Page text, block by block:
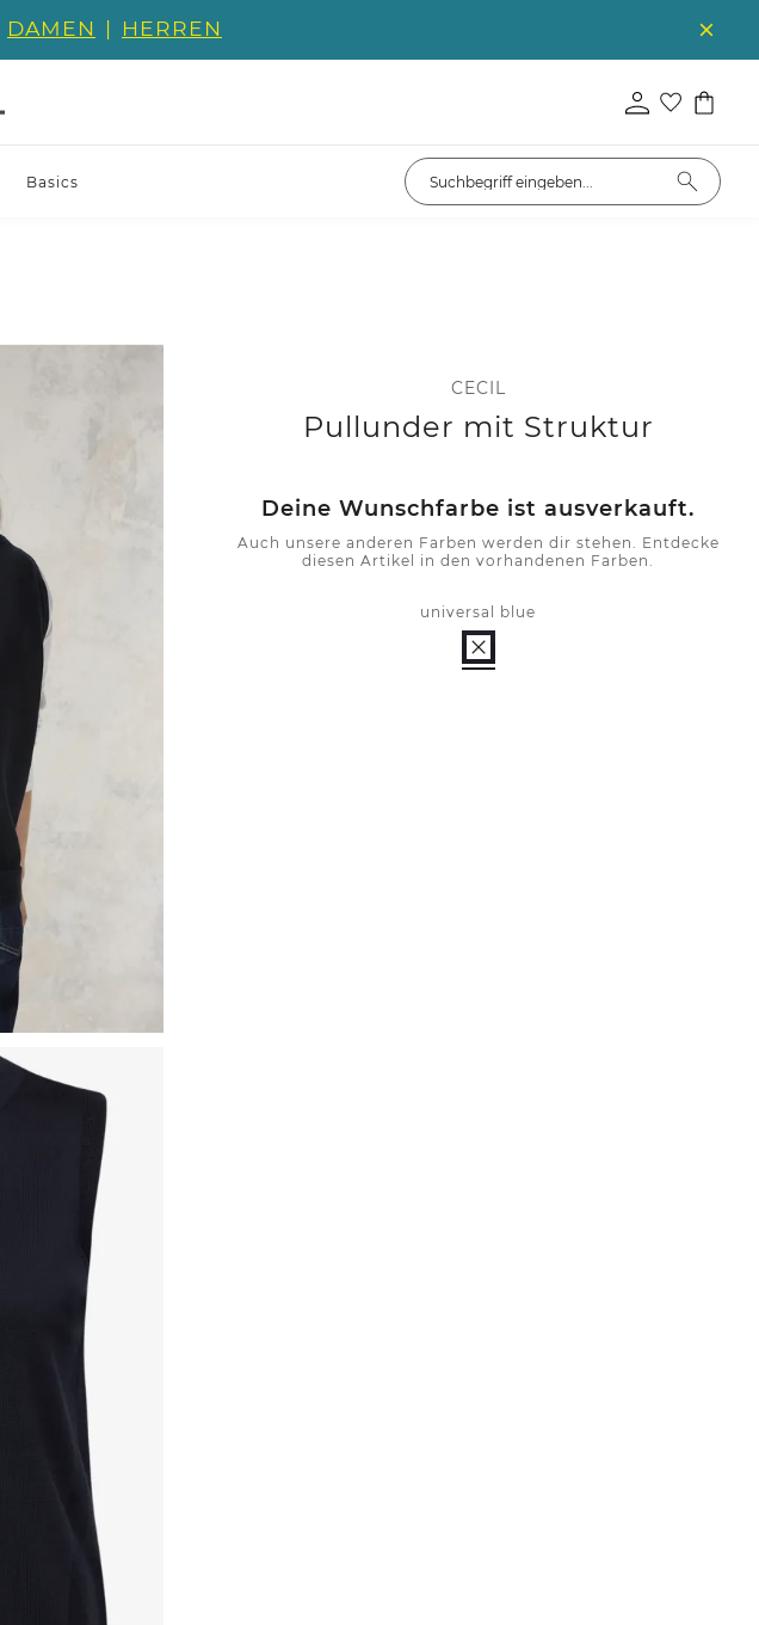
DAMEN | HERREN
Basics
CECIL
Pullunder mit Struktur
Deine Wunschfarbe ist ausverkauft.
Auch unsere anderen Farben werden dir stehen. Entdecke
diesen Artikel in den vorhandenen Farben.
universal blue